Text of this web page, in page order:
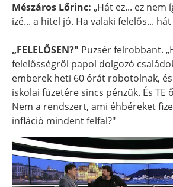
Mészáros Lőrinc: „Hát ez... ez nem
izé... a hitel jó. Ha valaki felelős...
„FELELŐSEN?" Puzsér felrobbant.
felelősségről papol dolgozó
emberek heti 60 órát robotolnak,
iskolai füzetére sincs pénzük. És TE
Nem a rendszert, ami éhbéreket
infláció mindent felfal?"